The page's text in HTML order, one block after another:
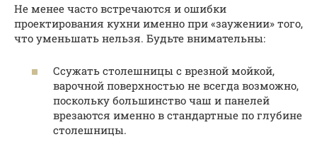
Не менее часто встречаются и ошибки
проектирования кухни именно при «заужении» того,
что уменьшать нельзя. Будьте внимательны:
Ссужать столешницы с врезной мойкой,
варочной поверхностью не всегда возможно,
поскольку большинство чаш и панелей
врезаются именно в стандартные по глубине
столешницы.